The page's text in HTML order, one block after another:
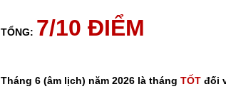
TỔNG: 7/10 ĐIỂM
Tháng 6 (âm lịch) năm 2026 là tháng TỐT đối